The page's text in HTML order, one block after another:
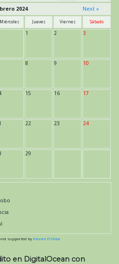
2024 Next »
Miércoles Jueves Viernes Sábado
1 2 3
8 9 10
15 16 17
22 23 24
29
supported by Kieran O'Shea
en DigitalOcean con